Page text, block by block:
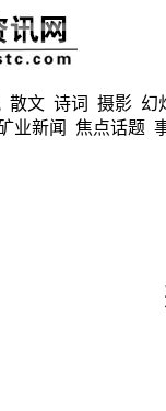
散文 诗词 摄影 幻
业新闻 焦点话题